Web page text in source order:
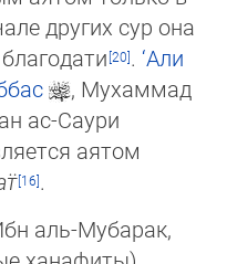
других сур она
. ‘Али
, Мухаммад
ас-Сау­ри
аятом
.
аль-Мубарак,